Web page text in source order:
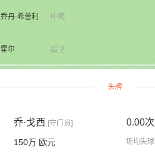
中场
乔丹-希普利
后卫
霍尔
头牌
乔·戈西 [守门员]
150万 欧元
0.00次
场均失球